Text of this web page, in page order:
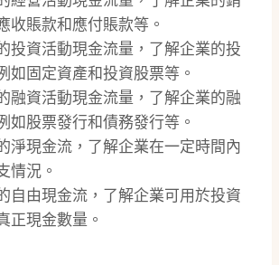
收賬款和應付賬款等。
投資活動現金流量，了解企業的投
如固定資產和投資股票等。
融資活動現金流量，了解企業的融
如股票發行和債務發行等。
淨現金流，了解企業在一定時間內
情況。
自由現金流，了解企業可用於投資
正現金數量。